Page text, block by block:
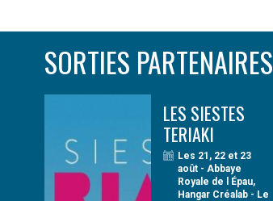
SORTIES PARTENAIRES
LES SIESTES
TERIAKI
Les 21, 22 et 23
août - Abbaye
Royale de l Épau,
Hangar Créalab - Le